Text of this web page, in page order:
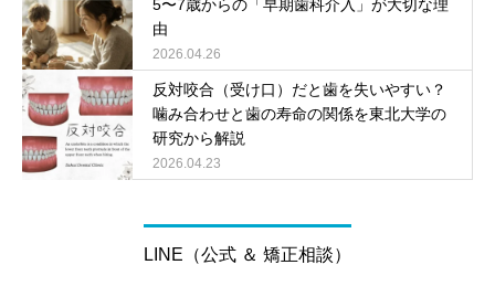
5〜7歳からの「早期歯科介入」が大切な理
由
2026.04.26
反対咬合（受け口）だと歯を失いやすい？
噛み合わせと歯の寿命の関係を東北大学の
研究から解説
2026.04.23
LINE（公式 ＆ 矯正相談）